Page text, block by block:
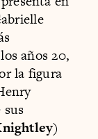
años 20,
la figura
)